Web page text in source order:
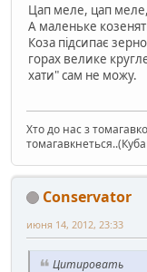
Цап меле, цап меле,
А маленьке
Коза підсипає
горах велике
хати" сам не можу.
Хто до нас з
Conservator
июня 14, 2012, 23:33
Цитировать